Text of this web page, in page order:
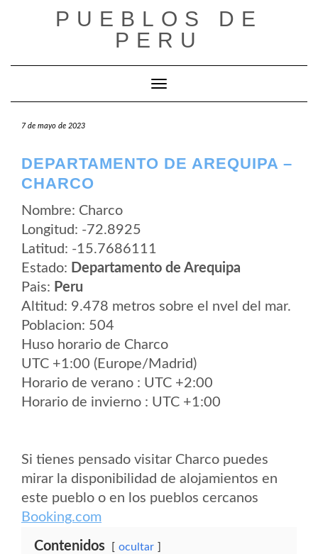
PUEBLOS DE
PERU
Cambiar modo de navegación
7 de mayo de 2023
DEPARTAMENTO DE AREQUIPA –
CHARCO
Nombre: Charco
Longitud: -72.8925
Latitud: -15.7686111
Estado: Departamento de Arequipa
Pais: Peru
Altitud: 9.478 metros sobre el nvel del mar.
Poblacion: 504
Huso horario de Charco
UTC +1:00 (Europe/Madrid)
Horario de verano : UTC +2:00
Horario de invierno : UTC +1:00
Si tienes pensado visitar Charco puedes
mirar la disponibilidad de alojamientos en
este pueblo o en los pueblos cercanos
Booking.com
Contenidos ocultar